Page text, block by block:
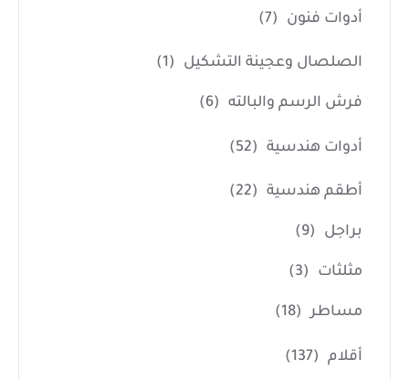
أدوات فنون (7)
الصلصال وعجينة التشكيل (1)
فرش الرسم والبالته (6)
أدوات هندسية (52)
أطقم هندسية (22)
براجل (9)
مثلثات (3)
مساطر (18)
أقلام (137)